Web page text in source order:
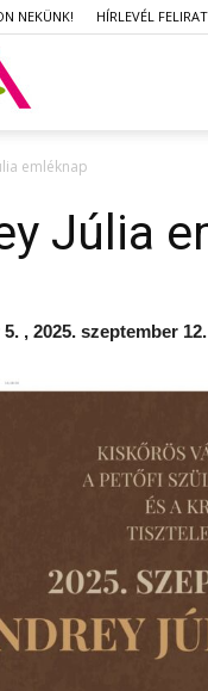
NEKÜNK! HÍRLEVÉL
emléknap
Júlia
, 2025. szeptember